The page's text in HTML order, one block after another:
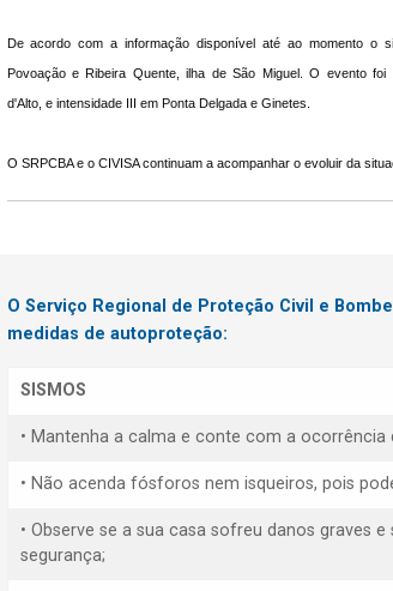
De acordo com a informação disponível até ao momento o
Povoação e Ribeira Quente, ilha de São Miguel. O evento
d'Alto, e intensidade III em Ponta Delgada e Ginetes.
O SRPCBA e o CIVISA continuam a acompanhar o evoluir da
O Serviço Regional de Proteção Civil e
medidas de autoproteção:
SISMOS
• Mantenha a calma e conte com a ocorrência
• Não acenda fósforos nem isqueiros, pois
• Observe se a sua casa sofreu danos graves
segurança;